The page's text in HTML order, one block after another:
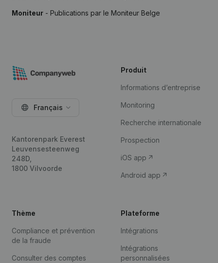
Moniteur - Publications par le Moniteur Belge
Français
Kantorenpark Everest
Leuvensesteenweg
248D,
1800 Vilvoorde
Produit
Informations d’entreprise
Monitoring
Recherche internationale
Prospection
iOS app
Android app
Thème
Compliance et prévention
de la fraude
Consulter des comptes
Plateforme
Intégrations
Intégrations
personnalisées